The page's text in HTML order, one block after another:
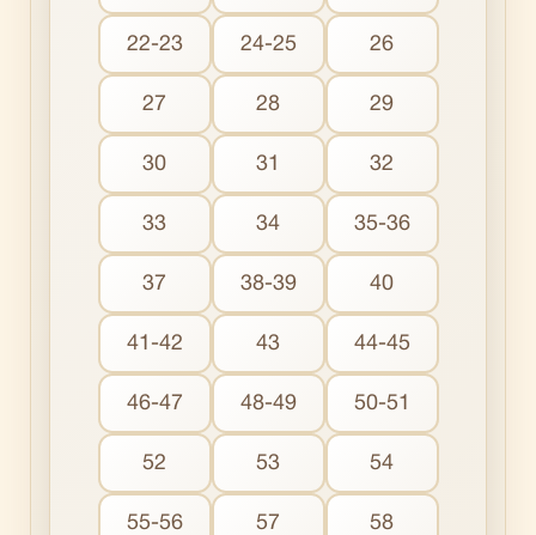
22-23 24-25 26
27 28 29
30 31 32
33 34 35-36
37 38-39 40
41-42 43 44-45
46-47 48-49 50-51
52 53 54
55-56 57 58